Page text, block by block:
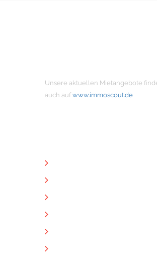
Unsere aktuellen Mietangebote
auch auf www.immoscout.de